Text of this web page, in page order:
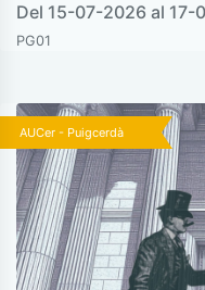
Del 15-07-2026 al 17-
PG01
AUCer - Puigcerdà